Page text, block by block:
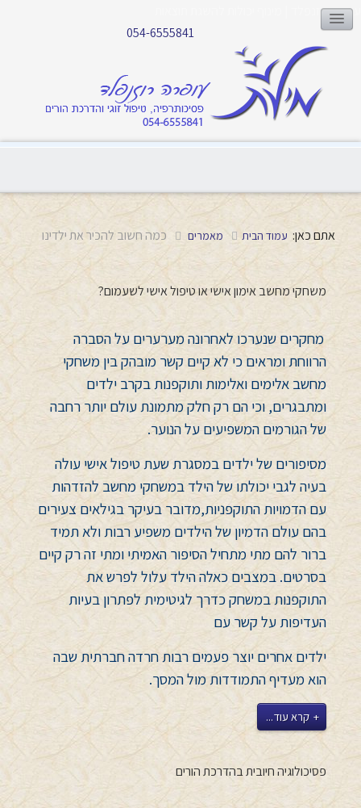
עופרה רוזנפלד | מינוף יכולות להשגת תוצאות
054-6555841
אתם כאן: עמוד הבית מאמרים כמה חשוב להכיר את ילדינו
משחקי מחשב אימון אישי או טיפול אישי לשעמום?
מחקרים שנערכו לאחרונה מערערים על הסברה
הרווחת ומראים כי לא קיים קשר מובהק בין משחקי
מחשב אלימים ואלימותותוקפנות בקרב ילדים
ומתבגרים, וכי הם רק חלק מתמונת עולם יותר רחבה
של הגורמים המשפיעים על הנוער.
מסיפורים של ילדים במסגרת שעתטיפול אישי עולה
בעיה לגבי יכולתו של הילד במשחקי מחשב להזדהות
עם הדמויות התוקפניות,מדובר בעיקר בגילאים צעירים
בהם עולם הדמיון של הילדים משפיע רבות ולא תמיד
ברור להם מתי מתחיל הסיפור האמיתי ומתי זה רק קיים
בסרטים. במצבים כאלה הילד עלול לפרש את
התוקפנות במשחק כדרך לגיטימית לפתרון בעיות
העדיפות על קשר עם
ילדים אחרים יוצר פעמים רבותחרדה חברתיתשבה
הוא מעדיף התמודדות מול המסך.
קרא עוד...
פסיכולוגיה חיובית בהדרכת הורים